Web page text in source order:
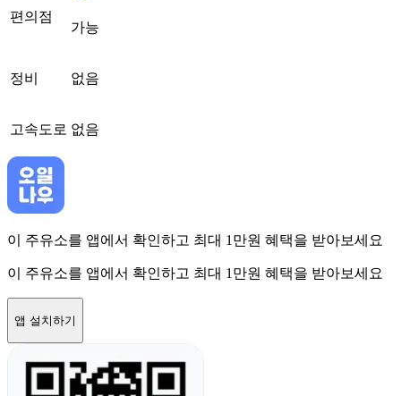
편의점
가능
정비 없음
고속도로 없음
이 주유소를 앱에서 확인하고 최대 1만원 혜택을 받아보세요
이 주유소를 앱에서 확인하고 최대 1만원 혜택을 받아보세요
앱 설치하기